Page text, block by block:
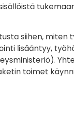
siihen,
lisääntyy,
toimet